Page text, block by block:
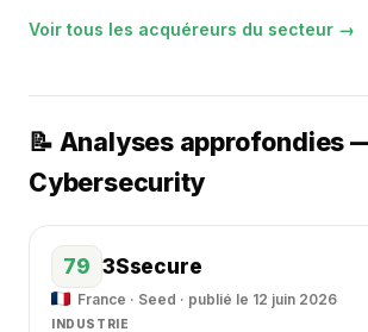
Voir tous les acquéreurs du secteur →
📝 Analyses approfondies
Cybersecurity
79 3Ssecure
France · Seed · publié le 12 juin 2026
INDUSTRIE